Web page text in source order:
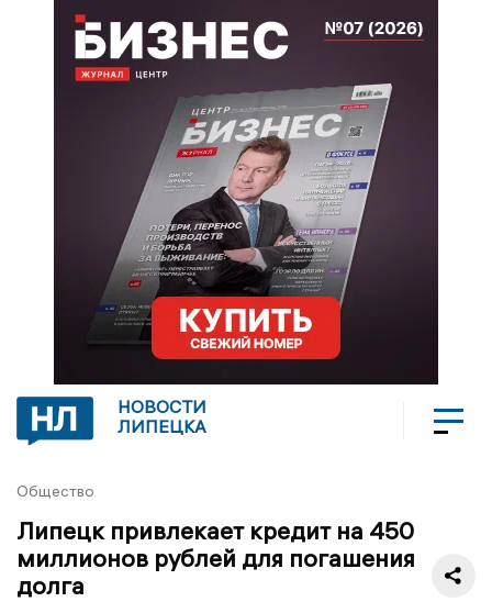
НОВОСТИ
ЛИПЕЦКА
Общество
Липецк привлекает кредит на 450
миллионов рублей для погашения
долга